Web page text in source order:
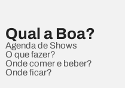
Qual a Boa?
Agenda de Shows
O que fazer?
Onde comer e beber?
Onde ficar?